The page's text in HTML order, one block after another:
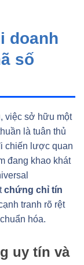
doanh
số
việc sở hữu một
là tuân thủ
chiến lược quan
đang khao khát
chứng chỉ tín
tranh rõ rệt
hóa.
uy tín và